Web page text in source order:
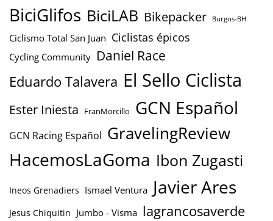
BiciGlifos BiciLAB Bikepacker Burgos-BH
Ciclismo Total San Juan Ciclistas épicos
Cycling Community Daniel Race
Eduardo Talavera El Sello Ciclista
Ester Iniesta FranMorcillo GCN Español
GCN Racing Español GravelingReview
HacemosLaGoma Ibon Zugasti
Ineos Grenadiers Ismael Ventura Javier Ares
Jesus Chiquitin Jumbo - Visma lagrancosaverde